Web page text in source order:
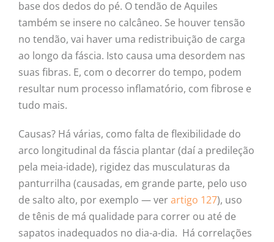
base dos dedos do pé. O tendão de Aquiles
também se insere no calcâneo. Se houver tensão
no tendão, vai haver uma redistribuição de carga
ao longo da fáscia. Isto causa uma desordem nas
suas fibras. E, com o decorrer do tempo, podem
resultar num processo inflamatório, com fibrose e
tudo mais.
Causas? Há várias, como falta de flexibilidade do
arco longitudinal da fáscia plantar (daí a predileção
pela meia-idade), rigidez das musculaturas da
panturrilha (causadas, em grande parte, pelo uso
de salto alto, por exemplo — verartigo 127), uso
de tênis de má qualidade para correr ou até de
sapatos inadequados no dia-a-dia. Há correlações